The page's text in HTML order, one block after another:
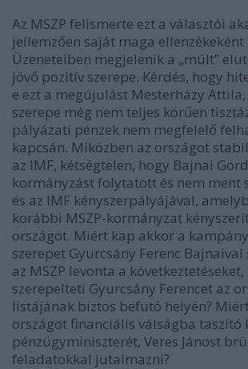
Az MSZP felismerte ezt a választói
jellemzően saját maga
Üzeneteiben megjelenik a „múlt”
jövő pozitív szerepe. Kérdés, hogy
e ezt a megújulást Mesterházy Attila,
szerepe még nem teljes körűen
pályázati pénzek nem megfelelő
kapcsán. Miközben az országot
az IMF, kétségtelen, hogy Bajnai
kormányzást folytatott és nem ment
és az IMF kényszerpályájával,
korábbi MSZP-kormányzat
országot. Miért kap akkor a
szerepet Gyurcsány Ferenc Bajnaival
az MSZP levonta a
szerepelteti Gyurcsány Ferencet az
listájának biztos befutó helyén?
országot financiális válságba taszító
pénzügyminiszterét, Veres Jánost
feladatokkal jutalmazni?